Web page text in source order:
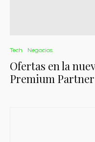
Tech Negocios
Ofertas en la
Premium Partner